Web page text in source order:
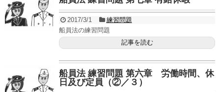
2017/3/1
練習問題
船員法の練習問題
記事を読む
船員法 練習問題 第六章 労働時間、休
日及び定員（②／３）